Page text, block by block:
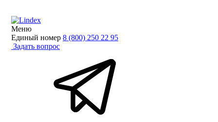
Меню
Единый номер 8 (800) 250 22 95
Задать вопрос